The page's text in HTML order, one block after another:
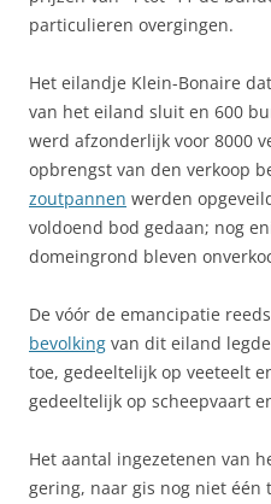
particulieren overgingen.
Het eilandje Klein-Bonaire
van het eiland sluit en 600
werd afzonderlijk voor 8000
opbrengst van den verkoop
zoutpannen werden
voldoend bod gedaan; nog
domeingrond bleven
De vóór de emancipatie
bevolking van dit eiland
toe, gedeeltelijk op veeteelt
gedeeltelijk op scheepvaart
Het aantal ingezetenen van
gering, naar gis nog niet één